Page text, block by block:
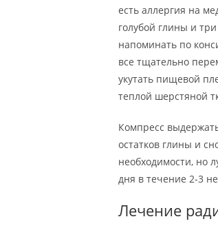
есть аллергия на
голубой глины и
напоминать по
все тщательно
укутать пищевой
теплой шерстяной
Компресс
остатков глины и
необходимости, но
дня в течение 2-3
Лечение